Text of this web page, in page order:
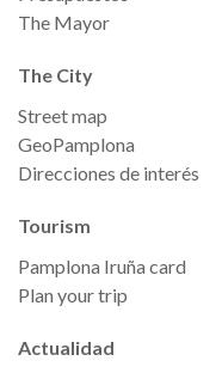
The Mayor
The City
Street map
GeoPamplona
Direcciones de interés
Tourism
Pamplona Iruña card
Plan your trip
Actualidad